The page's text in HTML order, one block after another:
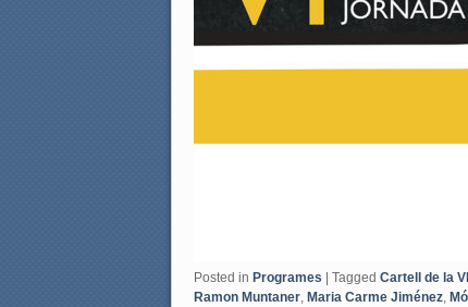
Posted in Programes Tagged Cartell de la
Ramon Muntaner, Maria Carme Jiménez,